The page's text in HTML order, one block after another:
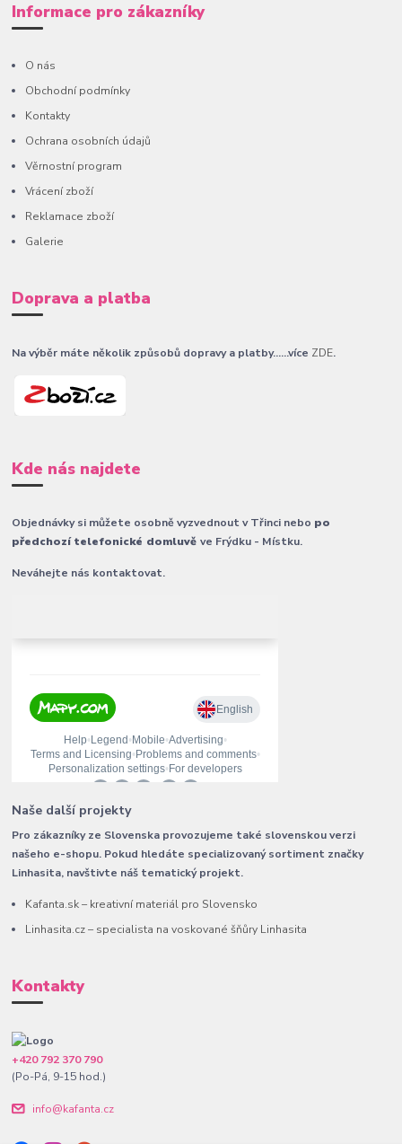
Informace pro zákazníky
O nás
Obchodní podmínky
Kontakty
Ochrana osobních údajů
Věrnostní program
Vrácení zboží
Reklamace zboží
Galerie
Doprava a platba
Na výběr máte několik způsobů dopravy a platby......více ZDE.
Kde nás najdete
Objednávky si můžete osobně vyzvednout v Třinci nebo po
předchozí telefonické domluvěve Frýdku - Místku.
Neváhejte nás kontaktovat.
Naše další projekty
Pro zákazníky ze Slovenska provozujeme také slovenskou verzi
našeho e-shopu. Pokud hledáte specializovaný sortiment značky
Linhasita, navštivte náš tematický projekt.
Kafanta.sk – kreativní materiál pro Slovensko
Linhasita.cz – specialista na voskované šňůry Linhasita
Kontakty
+420 792 370 790
(Po-Pá, 9-15 hod.)
info@kafanta.cz